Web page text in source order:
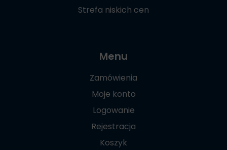
Strefa niskich cen
Menu
Zamówienia
Moje konto
Logowanie
Rejestracja
Koszyk